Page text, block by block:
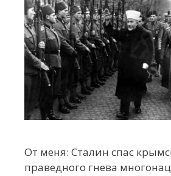
От меня: Сталин спас
праведного гнева